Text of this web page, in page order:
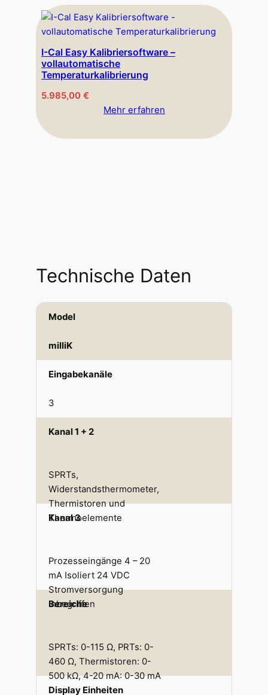
I-Cal Easy Kalibriersoftware –
vollautomatische
Temperaturkalibrierung
5.985,00 €
Mehr erfahren
Technische Daten
Model
milliK
Eingabekanäle
3
Kanal 1 + 2
SPRTs,
Widerstandsthermometer,
Thermistoren und
Thermoelemente
Kanal 3
Prozesseingänge 4 – 20
mA Isoliert 24 VDC
Stromversorgung
inbegriffen
Bereiche
SPRTs: 0-115 Ω, PRTs: 0-
460 Ω, Thermistoren: 0-
500 kΩ, 4-20 mA: 0-30 mA
Display Einheiten